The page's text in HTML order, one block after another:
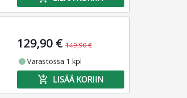
129,90 € 149,90 €
fiber_manual_recordVarastossa 1 kpl
add_shopping_cart LISÄÄ KORIIN